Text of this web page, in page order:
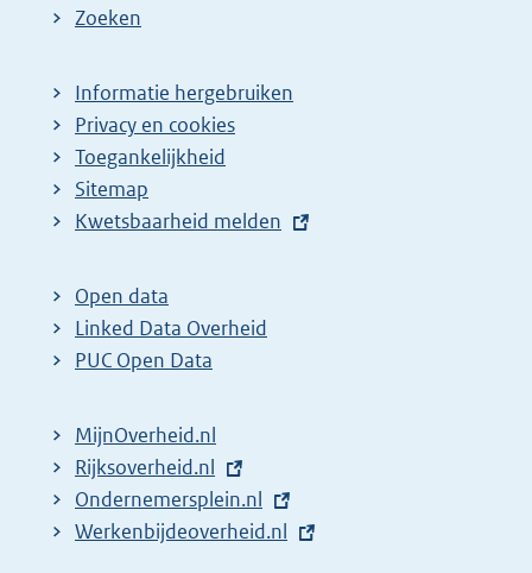
Zoeken
Informatie hergebruiken
Privacy en cookies
Toegankelijkheid
Sitemap
E
t
e
r
l
i
n
k
Kwetsbaarheid melden
Open data
Linked Data Overheid
PUC Open Data
MijnOverheid.nl
E
x
t
Rijksoverheid.nl
E
x
Ondernemersplein.nl
E
Werkenbijdeoverheid.nl